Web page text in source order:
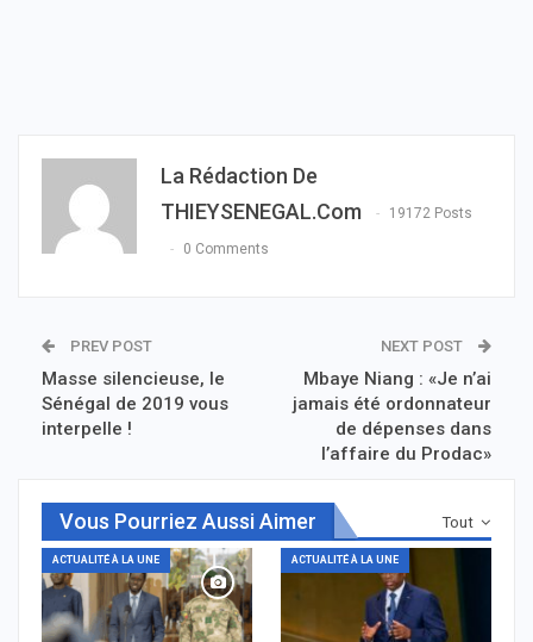
La Rédaction De
THIEYSENEGAL.com
19172 Posts
0 Comments
PREV POST
Masse silencieuse, le
Sénégal de 2019 vous
interpelle !
NEXT POST
Mbaye Niang : «Je n’ai
jamais été ordonnateur
de dépenses dans
l’affaire du Prodac»
Tout
Vous Pourriez Aussi Aimer
ACTUALITÉ À LA UNE ACTUALITÉ À LA UNE